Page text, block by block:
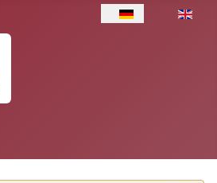
Sprache auswählen